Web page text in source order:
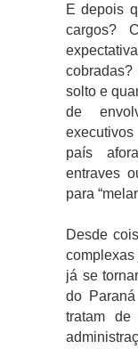
E depois
cargos?
solto e
de
país
entraves
para
Desde
complexas
já se
do
tratam de